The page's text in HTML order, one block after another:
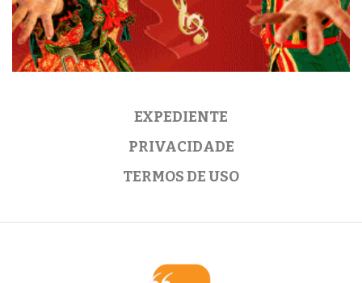
EXPEDIENTE
PRIVACIDADE
TERMOS DE USO